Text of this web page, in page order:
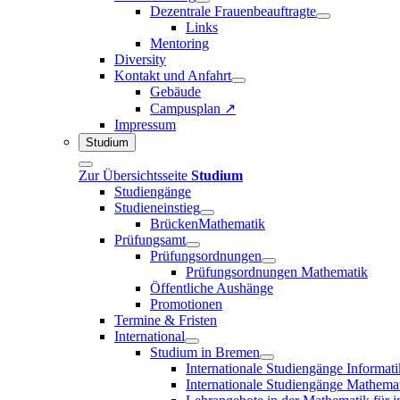
Dezentrale Frauenbeauftragte
Links
Mentoring
Diversity
Kontakt und Anfahrt
Gebäude
Campusplan ↗
Impressum
Studium
Zur Übersichtsseite Studium
Studiengänge
Studieneinstieg
BrückenMathematik
Prüfungsamt
Prüfungsordnungen
Prüfungsordnungen Mathematik
Öffentliche Aushänge
Promotionen
Termine & Fristen
International
Studium in Bremen
Internationale Studiengänge
Internationale Studiengänge